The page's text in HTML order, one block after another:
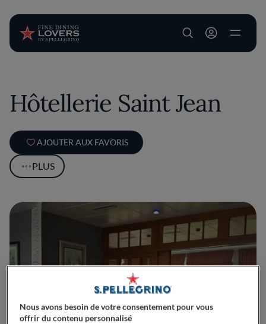
User account
Hôtellerie Saint Jean
AJOUTER AUX FAVORIS
PLUS
Nous avons besoin de votre consentement pour vous
offrir du contenu personnalisé